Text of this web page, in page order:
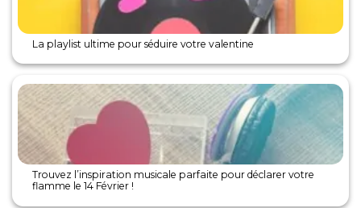
La playlist ultime pour séduire votre valentine
Trouvez l’inspiration musicale parfaite pour déclarer votre
flamme le 14 Février !